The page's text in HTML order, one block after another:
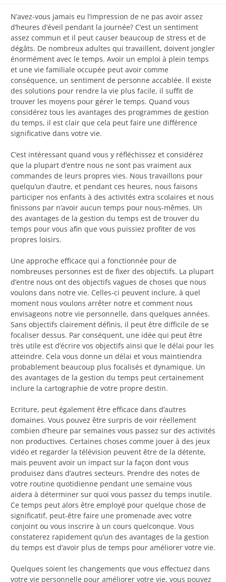
N’avez-vous jamais eu l’impression de ne pas avoir assez
d’heures d’éveil pendant la journée? C’est un sentiment
assez commun et il peut causer beaucoup de stress et de
dégâts. De nombreux adultes qui travaillent, doivent jongler
énormément avec le temps. Avoir un emploi à plein temps
et une vie familiale occupée peut avoir comme
conséquence, un sentiment de personne accablée. Il existe
des solutions pour rendre la vie plus facile, il suffit de
trouver les moyens pour gérer le temps. Quand vous
considérez tous les avantages des programmes de gestion
du temps, il est clair que cela peut faire une différence
significative dans votre vie.
C’est intéressant quand vous y réfléchissez et considérez
que la plupart d’entre nous ne sont pas vraiment aux
commandes de leurs propres vies. Nous travaillons pour
quelqu’un d’autre, et pendant ces heures, nous faisons
participer nos enfants à des activités extra scolaires et nous
finissons par n’avoir aucun temps pour nous-mêmes. Un
des avantages de la gestion du temps est de trouver du
temps pour vous afin que vous puissiez profiter de vos
propres loisirs.
Une approche efficace qui a fonctionnée pour de
nombreuses personnes est de fixer des objectifs. La plupart
d’entre nous ont des objectifs vagues de choses que nous
voulons dans notre vie. Celles-ci peuvent inclure, à quel
moment nous voulons arrêter notre et comment nous
envisageons notre vie personnelle, dans quelques années.
Sans objectifs clairement définis, il peut être difficile de se
focaliser dessus. Par conséquent, une idée qui peut être
très utile est d’écrire vos objectifs ainsi que le délai pour les
atteindre. Cela vous donne un délai et vous maintiendra
probablement beaucoup plus focalisés et dynamique. Un
des avantages de la gestion du temps peut certainement
inclure la cartographie de votre propre destin.
Ecriture, peut également être efficace dans d’autres
domaines. Vous pouvez être surpris de voir réellement
combien d’heure par semaines vous passez sur des activités
non productives. Certaines choses comme jouer à des jeux
vidéo et regarder la télévision peuvent être de la détente,
mais peuvent avoir un impact sur la façon dont vous
produisez dans d’autres secteurs. Prendre des notes de
votre routine quotidienne pendant une semaine vous
aidera à déterminer sur quoi vous passez du temps inutile.
Ce temps peut alors être employé pour quelque chose de
significatif, peut-être faire une promenade avec votre
conjoint ou vous inscrire à un cours quelconque. Vous
constaterez rapidement qu’un des avantages de la gestion
du temps est d’avoir plus de temps pour améliorer votre vie.
Quelques soient les changements que vous effectuez dans
votre vie personnelle pour améliorer votre vie, vous pouvez